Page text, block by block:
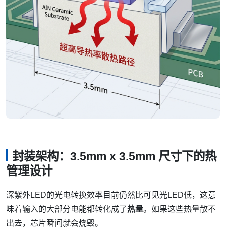
封装架构：3.5mm x 3.5mm 尺寸下的热
管理设计
深紫外LED的光电转换效率目前仍然比可见光LED低，这意
味着输入的大部分电能都转化成了热量。如果这些热量散不
出去，芯片瞬间就会烧毁。